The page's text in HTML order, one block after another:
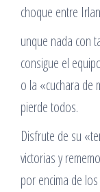
choque entre
unque nada con
consigue el
o la «cuchara de
pierde todos.
Disfrute de su
victorias y
por encima de